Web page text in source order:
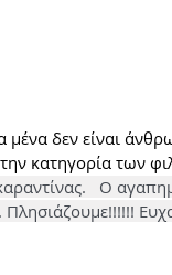
δεν είναι
κατηγορία των
Ο